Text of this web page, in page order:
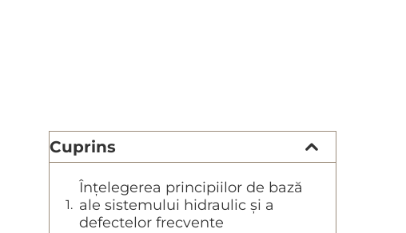
Cuprins
Înțelegerea principiilor de bază
ale sistemului hidraulic și a
defectelor frecvente